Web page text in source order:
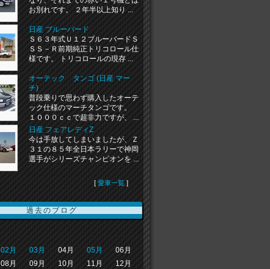
お別れです。 ２年半以上知り ...
日産 ブルーバード
Ｓ６３年式Ｕ１２ブルーバードＳ
ＳＳ－Ｒ前期純正トリコロール仕
様です。 トリコロールの現存 ...
オーテック タンゴ (日産 マー
チ)
普段乗りで思わず購入したオーテ
ック仕様のマーチタンゴです。
１０００ｃｃで超非力ですが、 ...
日産 フェアレディZ
今は手放してしまいましたが、Ｚ
３１の８５年全日本ラリーで神岡
選手がシリーズチャンピオンを ...
[ 愛車一覧 ]
過去のブログ
02月 03月 04月 05月
06月
08月 09月 10月 11月
12月